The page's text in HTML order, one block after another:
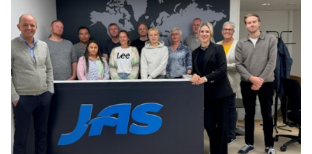
fagdirektør i Nasjonal sikkerhetsmyndighet (NSM).